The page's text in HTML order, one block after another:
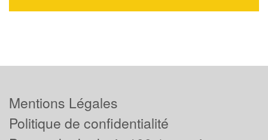
Mentions Légales
Politique de confidentialité